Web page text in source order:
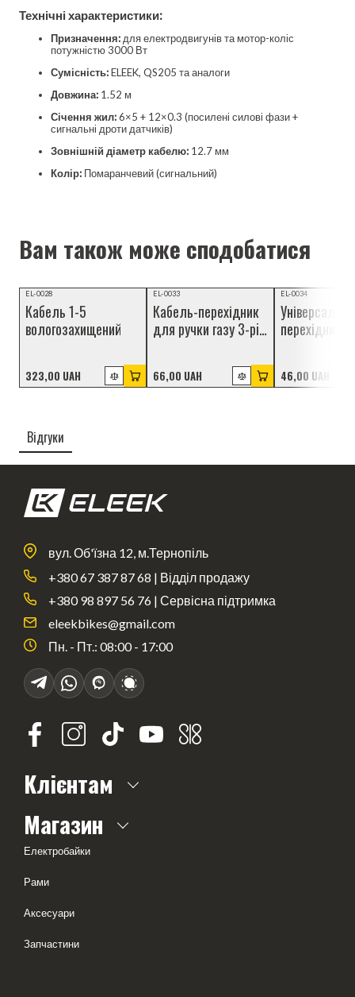
Технічні характеристики:
Призначення: для електродвигунів та мотор-коліс
потужністю 3000 Вт
Сумісність:ELEEK, QS205 та аналоги
Довжина: 1.52 м
Січення жил:6×5 + 12×0.3 (посилені силові фази +
сигнальні дроти датчиків)
Зовнішній діаметр кабелю: 12.7 мм
Колір: Помаранчевий (сигнальний)
Вам також може сподобатися
НОВИНКА
EL-0028
Кабель 1-5
вологозахищений
323,00 UAH
EL-0033
Кабель-перехідник
для ручки газу 3-pin
вологозахищений),
100 см
66,00 UAH
EL-0034
перехідник
см (wpJL
46,00 UAH
Відгуки
вул. Об'їзна 12, м.Тернопіль
+380 67 387 87 68 | Відділ продажу
+380 98 897 56 76 | Сервісна підтримка
eleekbikes@gmail.com
Пн. - Пт.: 08:00 - 17:00
Клієнтам
Магазин
Електробайки
Рами
Аксесуари
Запчастини